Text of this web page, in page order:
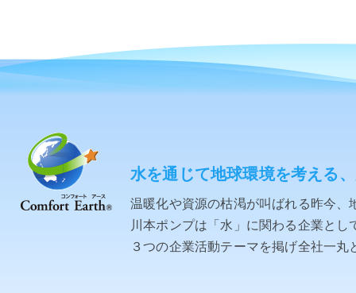
水を通じて地球環境を考える
温暖化や資源の枯渇が叫ばれる昨今
川本ポンプは「水」に関わる企業と
３つの企業活動テーマを掲げ全社一